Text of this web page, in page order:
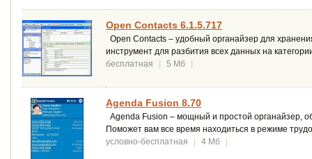
Open Contacts 6.1.5.717
Open Contacts – удобный органайзер для
инструмент для разбития всех данных на
бесплатная
| 5 Мб |
Agenda Fusion 8.70
Agenda Fusion – мощный и простой органайзер,
Поможет вам все время находиться в режиме
условно-бесплатная
| 4 Мб |